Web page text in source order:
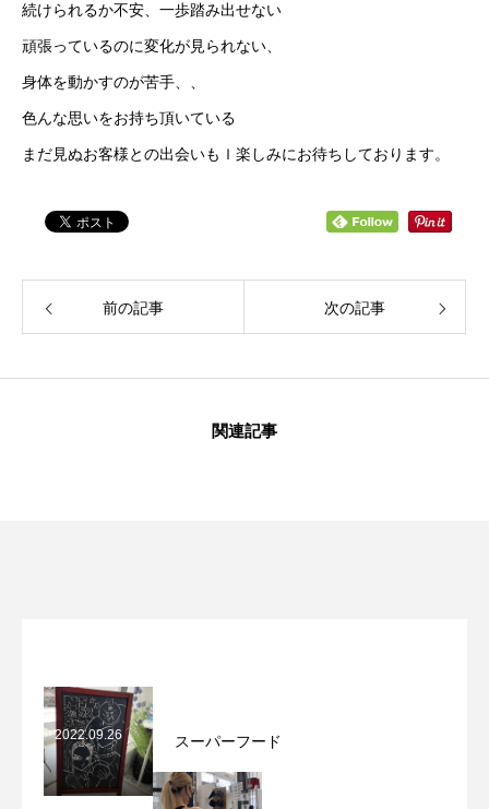
NSGROUP
続けられるか不安、一歩踏み出せない
頑張っているのに変化が見られない、
身体を動かすのが苦手、、
色んな思いをお持ち頂いている
まだ見ぬお客様との出会いもｌ楽しみにお待ちしております。
前の記事 次の記事
関連記事
スーパーフード
2022.09.26